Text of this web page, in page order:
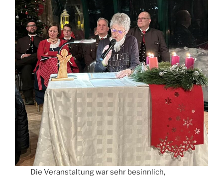
Die Veranstaltung war sehr besinnlich,